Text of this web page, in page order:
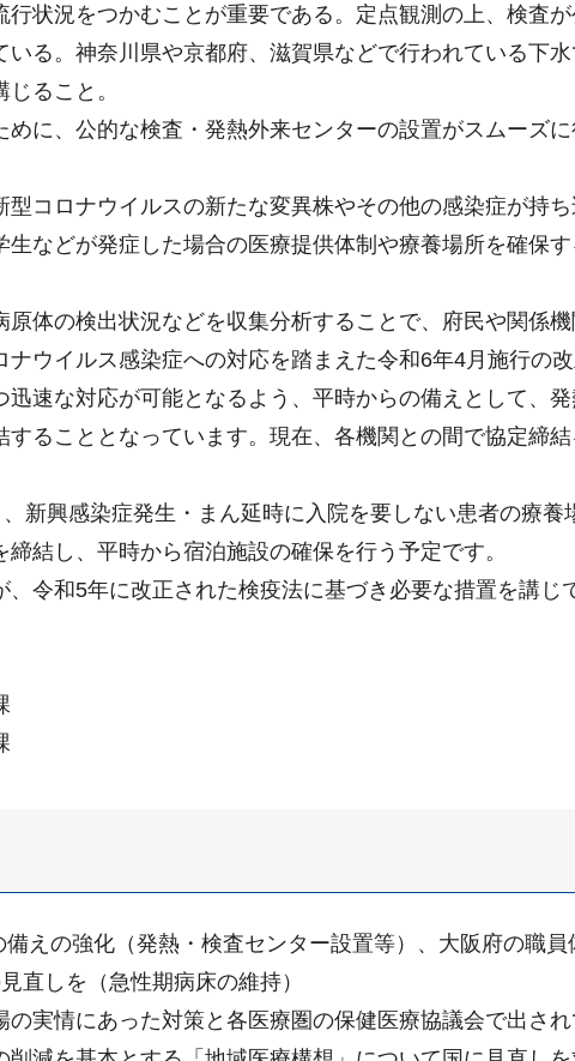
状況をつかむことが重要である。定点観測の上、検査
る。神奈川県や京都府、滋賀県などで行われている下
ること。
に、公的な検査・発熱外来センターの設置がスムーズ
コロナウイルスの新たな変異株やその他の感染症が持
などが発症した場合の医療提供体制や療養場所を確保す
体の検出状況などを収集分析することで、府民や関係機
ウイルス感染症への対応を踏まえた令和6年4月施行の
速な対応が可能となるよう、平時からの備えとして、
ることとなっています。現在、各機関との間で協定締
新興感染症発生・まん延時に入院を要しない患者の療
結し、平時から宿泊施設の確保を行う予定です。
令和5年に改正された検疫法に基づき必要な措置を講
えの強化（発熱・検査センター設置等）、大阪府の職
直しを（急性期病床の維持）
実情にあった対策と各医療圏の保健医療協議会で出さ